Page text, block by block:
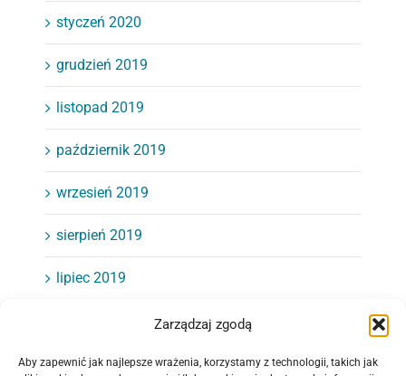
Zarządzaj zgodą
Aby zapewnić jak najlepsze wrażenia, korzystamy z technologii, takich jak
styczeń 2020
grudzień 2019
listopad 2019
październik 2019
wrzesień 2019
sierpień 2019
lipiec 2019
maj 2019